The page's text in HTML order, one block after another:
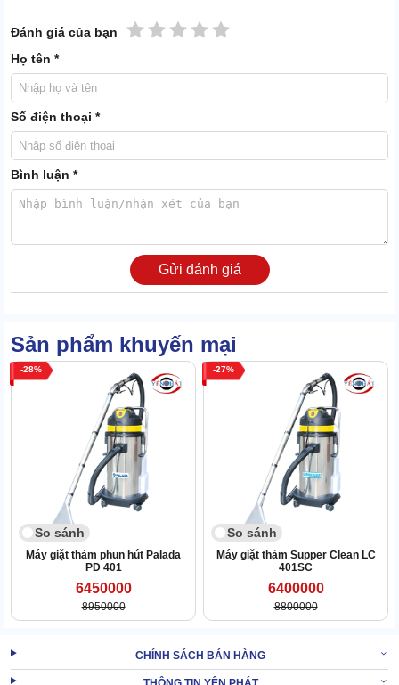
Được tích hợp tính năng đa dạng như: dọn rác thô, hút bụi khô trong
thang cuốn nhanh chóng, hiệu quả.
Máy hoạt động ổn định, vận hành êm ái; không gây ảnh hưởng đến
những người xung quanh khu vực thực hiện vệ sinh.
Thân máy được làm từ chất liệu chống gỉ sét, có khả năng chịu tác
động từ môi trường bên ngoài, chống ăn mòn khi tiếp xúc với hóa chất;
phù hợp sử dụng trong điều kiện làm việc khác nghiệt.
Thùng chứa rác lớn, có dung tích 20 lít cho khả năng chứa được nhiều
rác, lâu phải đổ. Từ đó không bị gián đoạn quá trình vận hành, tiết
kiệm thời gian vệ sinh.
phần tay đẩy có thể gấp lại giúp việc cất giữ dễ dàng, không tốn nhiều
không gian đặt để.
Cấu tạo Supper Clean SC 450 đơn giản, dễ sử dụng
+++ Sản phẩm liên quan: Máy hút bụi văn phòng
Đánh giá của bạn 5 sao
4 sao
3 sao
2 sao
1 sao
Họ tên *
Số điện thoại *
Bình luận *
Gửi đánh giá
Sản phẩm khuyến mại
28
So sánh
Máy giặt thảm phun hút Palada
PD 401
6450000
8950000
27
So sánh
Máy giặt thảm Supper Clean LC
401SC
6400000
8800000
CHÍNH SÁCH BÁN HÀNG